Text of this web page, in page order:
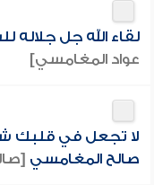
لقاء الله جل جلاله
عواد المغامسي]
لا تجعل في قلبك
صالح المغامسي